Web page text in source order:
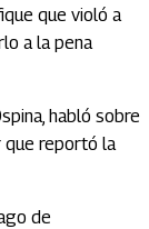
que violó a
a la pena
habló sobre
que reportó la
de